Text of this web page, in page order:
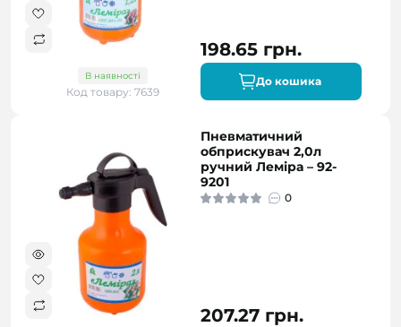
В наявності
Код товару: 7639
198.65 грн.
До кошика
Пневматичний
обприскувач 2,0л
ручний Леміра – 92-
9201
0
207.27 грн.